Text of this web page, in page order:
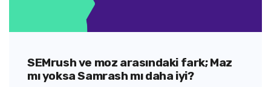
SEMrush ve moz arasındaki fark; Maz
mı yoksa Samrash mı daha iyi?